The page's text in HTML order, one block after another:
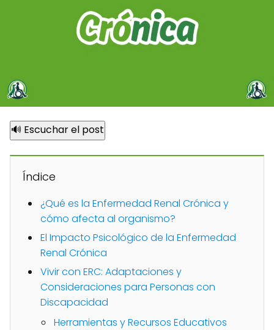
🔊 Escuchar el post
Índice
¿Qué es la Enfermedad Renal Crónica y
cómo afecta al organismo?
El Impacto Psicológico de la Enfermedad
Renal Crónica
Vivir con ERC: Adaptaciones y
Consideraciones para Personas con
Discapacidad
Herramientas y Recursos Educativos